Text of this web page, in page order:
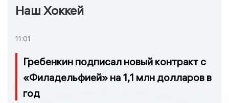
Наш Хоккей
11:01
Гребенкин подписал новый контракт с
«Филадельфией» на 1,1 млн долларов в
год